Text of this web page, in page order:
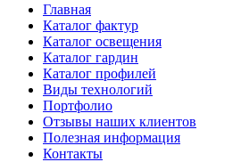
Главная
Каталог фактур
Каталог освещения
Каталог гардин
Каталог профилей
Виды технологий
Портфолио
Отзывы наших клиентов
Полезная информация
Контакты